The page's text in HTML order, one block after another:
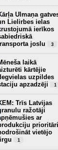
Ulmaņa
Lielirbes ielas
ierīkos
joslu
3
laikā
kārtējie
uzpildes
apzadzēji
1
Trīs Latvijas
ražotāji
ar
prioritāri
vietējo
1